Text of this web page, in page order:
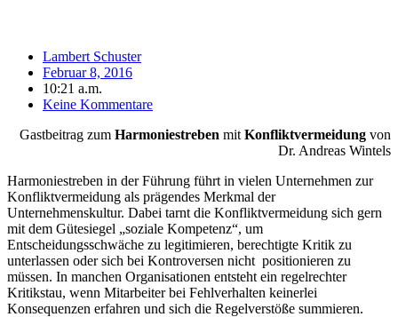
Lambert Schuster
Februar 8, 2016
10:21 a.m.
Keine Kommentare
Gastbeitrag zum Harmoniestreben mit Konfliktvermeidung von
Dr. Andreas Wintels
Harmoniestreben in der Führung führt in vielen Unternehmen zur
Konfliktvermeidung als prägendes Merkmal der
Unternehmenskultur. Dabei tarnt die Konfliktvermeidung sich gern
mit dem Gütesiegel „soziale Kompetenz“, um
Entscheidungsschwäche zu legitimieren, berechtigte Kritik zu
unterlassen oder sich bei Kontroversen nicht positionieren zu
müssen. In manchen Organisationen entsteht ein regelrechter
Kritikstau, wenn Mitarbeiter bei Fehlverhalten keinerlei
Konsequenzen erfahren und sich die Regelverstöße summieren.